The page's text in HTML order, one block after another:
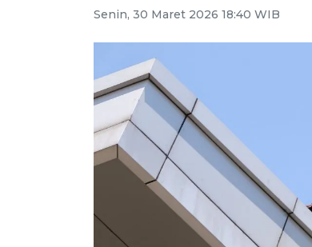
Senin, 30 Maret 2026 18:40 WIB